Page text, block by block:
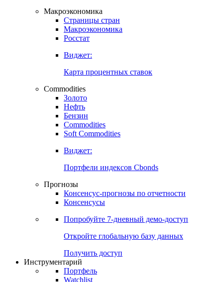
Создать индекс
Возможность создания своего индекса
Страницы стран
Росстат
Виджет:
Карта процентных ставок
Commodities
Золото
Бензин
Soft Commodities
Виджет:
Портфели индексов Cbonds
Прогнозы
Консенсусы
Попробуйте7-дневный
Откройте глобальную базу данных